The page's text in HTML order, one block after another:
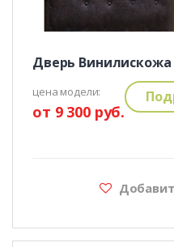
Дверь
цена модели:
от 9 300 руб.